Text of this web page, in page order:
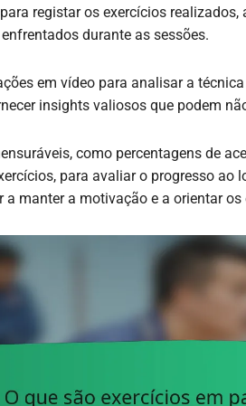
registar os exercícios
durante as sessões.
em vídeo para analisar a
insights valiosos que podem
como percentagens de
para avaliar o progresso ao
a manter a motivação e a orientar